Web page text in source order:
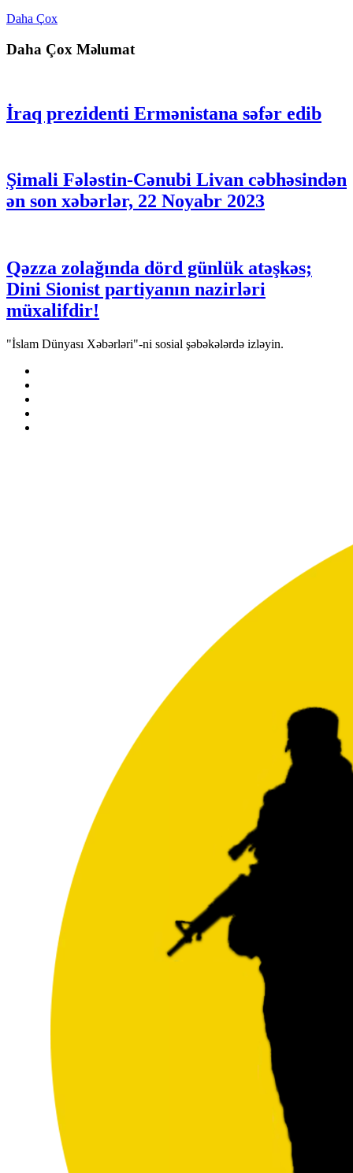
Daha Çox
Daha Çox Məlumat
İraq prezidenti Ermənistana səfər edib
Şimali Fələstin-Cənubi Livan cəbhəsindən
ən son xəbərlər, 22 Noyabr 2023
Qəzza zolağında dörd günlük atəşkəs;
Dini Sionist partiyanın nazirləri
müxalifdir!
"İslam Dünyası Xəbərləri"-ni sosial şəbəkələrdə izləyin.